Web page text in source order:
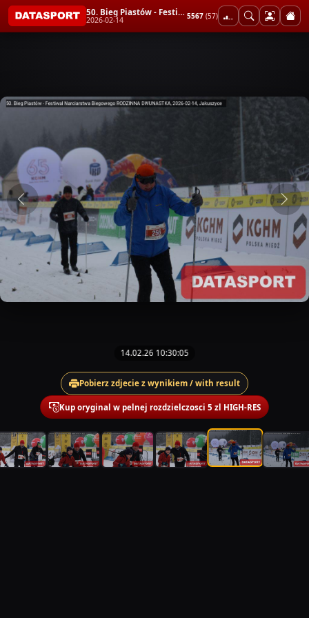
50. Bieg Piastów - Festiwal Narciarstwa Biegowego RODZINNA DWUNASTKA
2026-02-14 5567 (57)
14.02.26 10:30:05
Pobierz zdjecie z wynikiem / with result
Kup oryginal w pelnej rozdzielczosci 5 zl HIGH-RES